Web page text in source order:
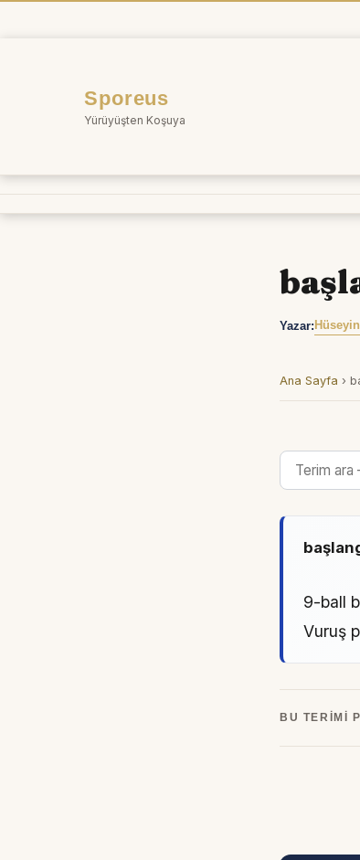
Sporeus
Yürüyüşten Koşuya
Yazar:
Ana Sayfa ›
9-ball
Vuruş
BU TERIMI